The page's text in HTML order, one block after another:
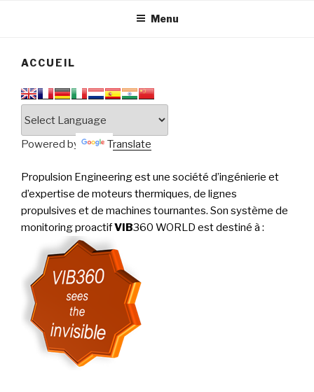
PERFORMANCE
Menu
ACCUEIL
Powered by Translate
Propulsion Engineering est une société d’ingénierie et
d’expertise de moteurs thermiques, de lignes
propulsives et de machines tournantes. Son système de
monitoring proactifVIB360 WORLD est destiné à :